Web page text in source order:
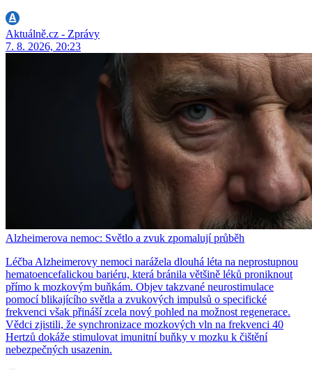
Aktuálně.cz - Zprávy
7. 8. 2026, 20:23
Alzheimerova nemoc: Světlo a zvuk zpomalují průběh
Léčba Alzheimerovy nemoci narážela dlouhá léta na neprostupnou
hematoencefalickou bariéru, která bránila většině léků proniknout
přímo k mozkovým buňkám. Objev takzvané neurostimulace
pomocí blikajícího světla a zvukových impulsů o specifické
frekvenci však přináší zcela nový pohled na možnost regenerace.
Vědci zjistili, že synchronizace mozkových vln na frekvenci 40
Hertzů dokáže stimulovat imunitní buňky v mozku k čištění
nebezpečných usazenin.